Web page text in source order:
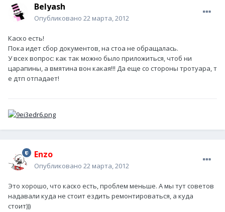
Belyash
Опубликовано 22 марта, 2012
Каско есть!
Пока идет сбор документов, на стоа не обращалась.
У всех вопрос: как так можно было приложиться, чтоб ни
царапины, а вмятина вон какая!!! Да еще со стороны тротуара, т
е дтп отпадает!
Enzo
Опубликовано 22 марта, 2012
Это хорошо, что каско есть, проблем меньше. А мы тут советов
надавали куда не стоит ездить ремонтироваться, а куда
стоит)))